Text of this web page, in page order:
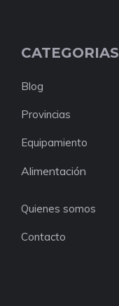
CATEGORIAS
Blog
Provincias
Equipamiento
Alimentación
Quienes somos
Contacto